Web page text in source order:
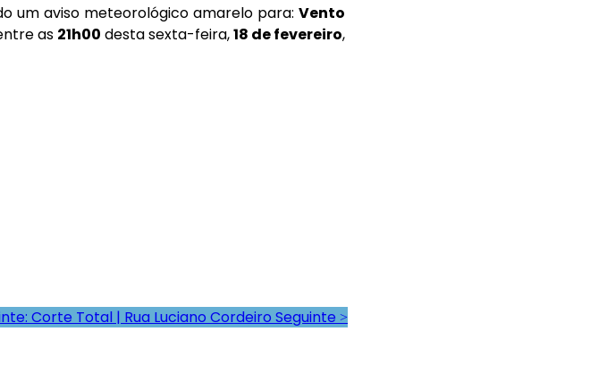
um aviso meteorológico amarelo para:Vento
as 21h00 desta sexta-feira,18 de fevereiro,
Corte Total | Rua Luciano Cordeiro Seguinte